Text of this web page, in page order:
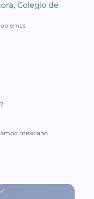
Colegio de
mexicano